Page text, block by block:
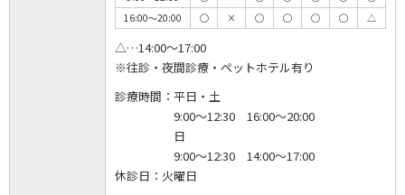
16:00～20:00
◯ × ◯ ◯ ◯ ◯ △
△…14:00～17:00
※往診・夜間診療・ペットホテル有り
診療時間： 平日・土
9:00～12:30 16:00～20:00
日
9:00～12:30 14:00～17:00
休診日： 火曜日